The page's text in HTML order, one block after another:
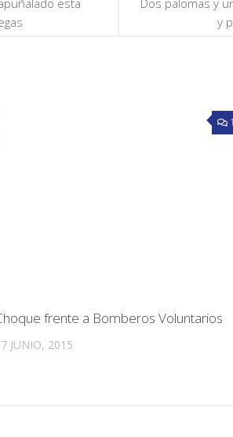
Dos palomas y
y
esta
1
frente a Bomberos Voluntarios
JUNIO, 2015